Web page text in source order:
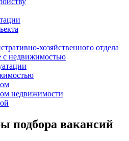
хозяйственного отдела
с недвижимостью
недвижимости
подбора вакансий